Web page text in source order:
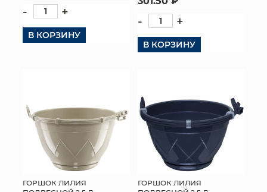
- +
В КОРЗИНУ
- +
В КОРЗИНУ
ГОРШОК ЛИЛИЯ
ГОРШОК ЛИЛИЯ